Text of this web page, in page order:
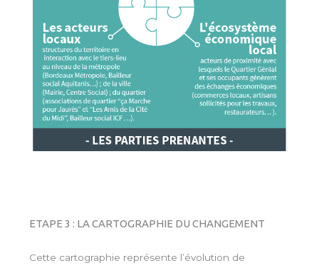
ETAPE 3 : LA CARTOGRAPHIE DU CHANGEMENT
Cette cartographie représente l’évolution de